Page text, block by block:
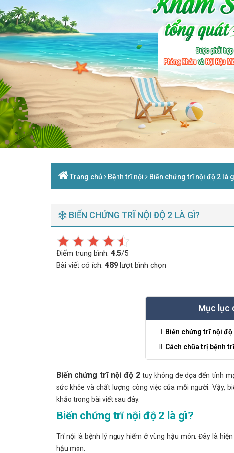
Trang chủ Bệnh trĩ nội Biến chứng trĩ nội độ 2 là
BIẾN CHỨNG TRĨ NỘI ĐỘ 2 LÀ GÌ?
Điểm trung bình: 4.5/5
Bài viết có ích: 489lượt bình chọn
Mục lục
Biến chứng trĩ nội độ
Cách chữa trị bệnh
Biến chứng trĩ nội độ 2tuy không đe dọa đến tính
sức khỏe và chất lượng công việc của mỗi người. Vậy,
khảo trong bài viết sau đây.
Biến chứng trĩ nội độ 2 là gì?
Trĩ nội là bệnh lý nguy hiểm ở vùng hậu môn. Đây là
hậu môn.